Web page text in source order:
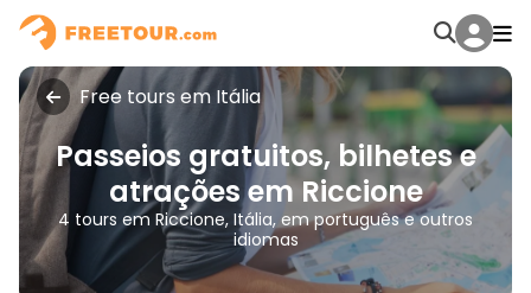
Free tours em Itália
Passeios gratuitos, bilhetes e
atrações em Riccione
4 tours em Riccione, Itália, em português e outros
idiomas